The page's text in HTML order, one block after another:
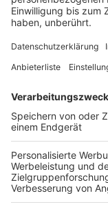
von derNRW-
man achten
Schauen, ob
Deutschland
Der
durch
Wenn
werden,
Zertifikats
Die